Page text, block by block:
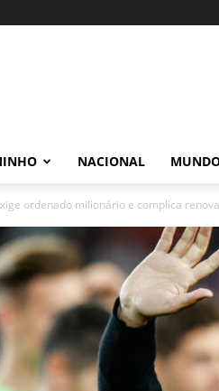
NACIONAL
ordenado milionário e complica